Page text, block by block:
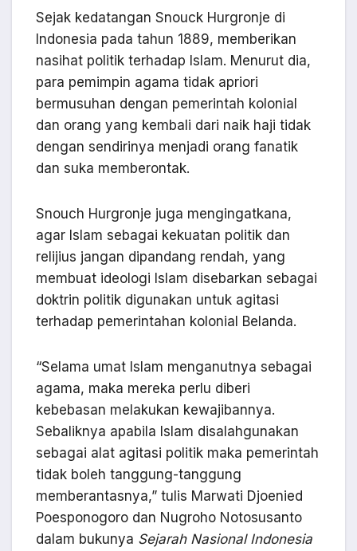
Sejak kedatangan Snouck Hurgronje di
Indonesia pada tahun 1889, memberikan
nasihat politik terhadap Islam. Menurut dia,
para pemimpin agama tidak apriori
bermusuhan dengan pemerintah kolonial
dan orang yang kembali dari naik haji tidak
dengan sendirinya menjadi orang fanatik
dan suka memberontak.
Snouch Hurgronje juga mengingatkana,
agar Islam sebagai kekuatan politik dan
relijius jangan dipandang rendah, yang
membuat ideologi Islam disebarkan sebagai
doktrin politik digunakan untuk agitasi
terhadap pemerintahan kolonial Belanda.
“Selama umat Islam menganutnya sebagai
agama, maka mereka perlu diberi
kebebasan melakukan kewajibannya.
Sebaliknya apabila Islam disalahgunakan
sebagai alat agitasi politik maka pemerintah
tidak boleh tanggung-tanggung
memberantasnya,” tulis Marwati Djoenied
Poesponogoro dan Nugroho Notosusanto
dalam bukunya Sejarah Nasional Indonesia